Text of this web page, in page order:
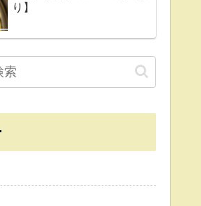
り】